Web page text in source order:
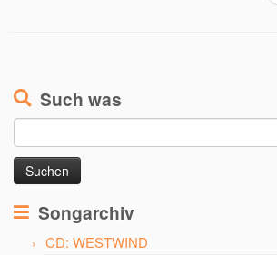
Such was
nach:
Songarchiv
CD: WESTWIND